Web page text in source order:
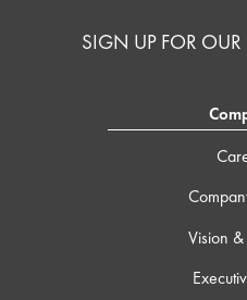
SIGN UP FOR OUR
Vision